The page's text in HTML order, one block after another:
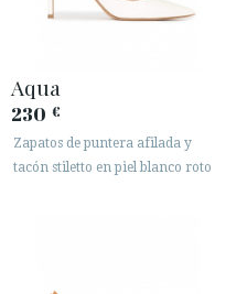
Aqua
230 €
Zapatos de puntera afilada y
tacón stiletto en piel blanco roto